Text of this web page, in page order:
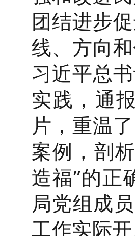
团结进步
线、方向
习近平总
实践，通
片，重温
案例，剖
造福”的正
局党组成
工作实际